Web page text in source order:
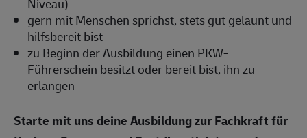
gern mit Menschen sprichst, stets gut gelaunt und
hilfsbereit bist
zu Beginn der Ausbildung einen PKW-
Führerschein besitzt oder bereit bist, ihn zu
erlangen
Starte mit uns deine Ausbildung zur Fachkraft für